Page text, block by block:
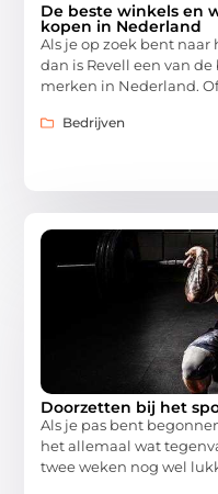
De beste winkels en
kopen in Nederland
Als je op zoek bent
dan is Revell een van
merken in Nederland.
Bedrijven
Doorzetten bij het
Als je pas bent
het allemaal wat
twee weken nog wel